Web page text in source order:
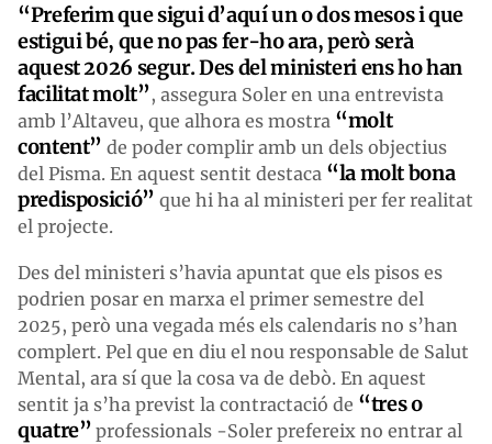
“Preferim que sigui d’aquí un o dos mesos i que
estigui bé, que no pas fer-ho ara, però serà
aquest 2026 segur. Des del ministeri ens ho han
facilitat molt”, assegura Soler en una entrevista
amb l’Altaveu, que alhora es mostra “molt
content” de poder complir amb un dels objectius
del Pisma. En aquest sentit destaca “la molt bona
predisposició” que hi ha al ministeri per fer realitat
el projecte.
Des del ministeri s’havia apuntat que els pisos es
podrien posar en marxa el primer semestre del
2025, però una vegada més els calendaris no s’han
complert. Pel que en diu el nou responsable de Salut
Mental, ara sí que la cosa va de debò. En aquest
sentit ja s’ha previst la contractació de “tres o
quatre” professionals -Soler prefereix no entrar al